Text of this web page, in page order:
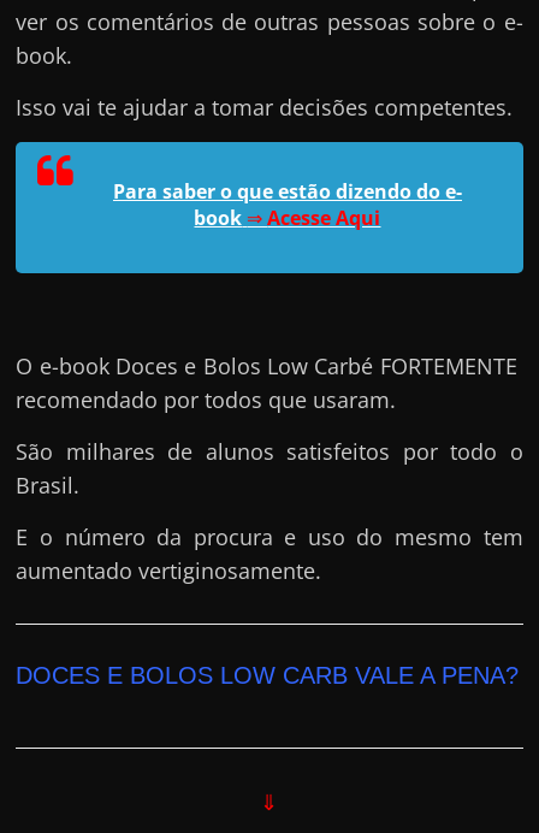
r
n
e
t
s
m
o
?
🤔
ver os comentários de outras pessoas sobre o e-
book.
Isso vai te ajudar a tomar decisões competentes.
Para saber o que estão dizendo do e-
book ⇒Acesse Aqui
O e-book Doces e Bolos Low Carbé FORTEMENTE
recomendado por todos que usaram.
São milhares de alunos satisfeitos por todo o
Brasil.
E o número da procura e uso do mesmo tem
aumentado vertiginosamente.
DOCES E BOLOS LOW CARB VALE A PENA?
⇓